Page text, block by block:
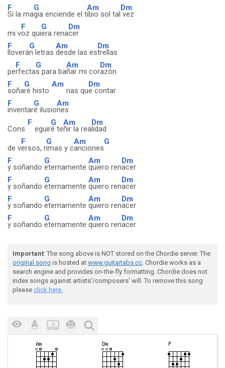
F
Si la ma
G
gia enciende el t
Am
ibio sol tal
Dm
vez
mi v
F
oz qui
G
era rena
Dm
cer
F
lloverá
G
n letras
Am
desde las es
Dm
trellas
pe
F
rfecta
G
s para ba
Am
ñar mi cor
Dm
azón
F
soña
G
ré histo
Am
rias qu
Dm
e contar
F
inventar
G
é ilusio
Am
nes
Cons
F
eguir
G
é te
Am
ñir la rea
Dm
lidad
de v
F
ersos, r
G
imas y c
Am
anciones
G
F
y soñando
G
eternamente
Am
quiero ren
Dm
acer
F
y soñando
G
eternamente
Am
quiero ren
Dm
acer
F
y soñando
G
eternamente
Am
quiero ren
Dm
acer
F
y soñando
G
eternamente
Am
quiero ren
Dm
acer
Important: The song above is NOT stored on the Chordie server. The
original song is hosted at www.guitartabs.cc. Chordie works as a
search engine and provides on-the-fly formatting. Chordie does not
index songs against artists'/composers' will. To remove this song
please click here.